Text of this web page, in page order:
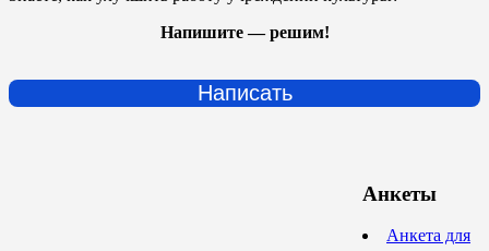
Напишите — решим!
Написать
Анкеты
Анкета для